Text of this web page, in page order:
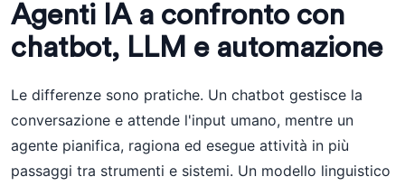
Agenti IA a confronto con
chatbot, LLM e automazione
Le differenze sono pratiche. Un chatbot gestisce la
conversazione e attende l'input umano, mentre un
agente pianifica, ragiona ed esegue attività in più
passaggi tra strumenti e sistemi. Un modello linguistico